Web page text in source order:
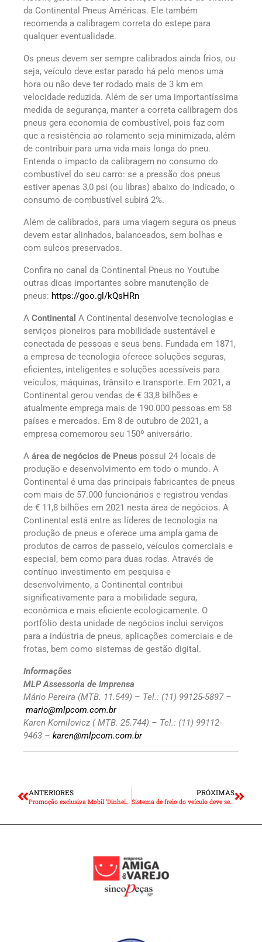
da Continental Pneus Américas. Ele também
recomenda a calibragem correta do estepe para
qualquer eventualidade.
Os pneus devem ser sempre calibrados ainda frios, ou
seja, veículo deve estar parado há pelo menos uma
hora ou não deve ter rodado mais de 3 km em
velocidade reduzida. Além de ser uma importantíssima
medida de segurança, manter a correta calibragem dos
pneus gera economia de combustível, pois faz com
que a resistência ao rolamento seja minimizada, além
de contribuir para uma vida mais longa do pneu.
Entenda o impacto da calibragem no consumo do
combustível do seu carro: se a pressão dos pneus
estiver apenas 3,0 psi (ou libras) abaixo do indicado, o
consumo de combustível subirá 2%.
Além de calibrados, para uma viagem segura os pneus
devem estar alinhados, balanceados, sem bolhas e
com sulcos preservados.
Confira no canal da Continental Pneus no Youtube
outras dicas importantes sobre manutenção de
pneus: https://goo.gl/kQsHRn
A Continental A Continental desenvolve tecnologias e
serviços pioneiros para mobilidade sustentável e
conectada de pessoas e seus bens. Fundada em 1871,
a empresa de tecnologia oferece soluções seguras,
eficientes, inteligentes e soluções acessíveis para
veículos, máquinas, trânsito e transporte. Em 2021, a
Continental gerou vendas de € 33,8 bilhões e
atualmente emprega mais de 190.000 pessoas em 58
países e mercados. Em 8 de outubro de 2021, a
empresa comemorou seu 150º aniversário.
A área de negócios de Pneus possui 24 locais de
produção e desenvolvimento em todo o mundo. A
Continental é uma das principais fabricantes de pneus
com mais de 57.000 funcionários e registrou vendas
de € 11,8 bilhões em 2021 nesta área de negócios. A
Continental está entre as líderes de tecnologia na
produção de pneus e oferece uma ampla gama de
produtos de carros de passeio, veículos comerciais e
especial, bem como para duas rodas. Através de
contínuo investimento em pesquisa e
desenvolvimento, a Continental contribui
significativamente para a mobilidade segura,
econômica e mais eficiente ecologicamente. O
portfólio desta unidade de negócios inclui serviços
para a indústria de pneus, aplicações comerciais e de
frotas, bem como sistemas de gestão digital.
Informações
MLP Assessoria de Imprensa
Mário Pereira (MTB. 11.549) – Tel.: (11) 99125-5897 –
mario@mlpcom.com.br
Karen Kornilovicz ( MTB. 25.744) – Tel.: (11) 99112-
9463 – karen@mlpcom.com.br
ANTERIORES
Promoção exclusiva Mobil ‘Dinheiro Que Volta’ está no ar
PRÓXIMAS
Sistema de freio do veículo deve ser avaliado na revisão de férias